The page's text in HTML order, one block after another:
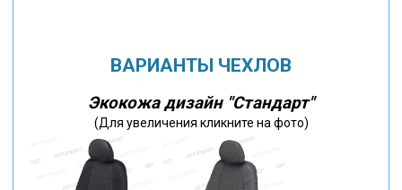
ВАРИАНТЫ ЧЕХЛОВ
Экокожа дизайн "Стандарт"
(Для увеличения кликните на фото)